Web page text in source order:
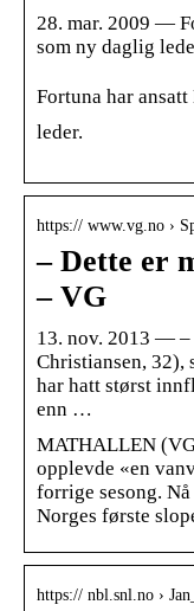
28. mar. 2009 —
som ny daglig
Fortuna har
leder.
https:// www.vg.no ›
– Dette er
– VG
13. nov. 2013 — –
Christiansen, 32),
har hatt størst
enn …
MATHALLEN
opplevde «en
forrige sesong.
Norges første
https:// nbl.snl.no ›